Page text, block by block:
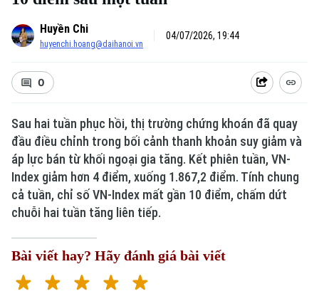
Huyền Chi
huyenchi.hoang@daihanoi.vn
04/07/2026, 19:44
0
Sau hai tuần phục hồi, thị trường chứng khoán đã quay
đầu điều chỉnh trong bối cảnh thanh khoản suy giảm và
áp lực bán từ khối ngoại gia tăng. Kết phiên tuần, VN-
Index giảm hơn 4 điểm, xuống 1.867,2 điểm. Tính chung
cả tuần, chỉ số VN-Index mất gần 10 điểm, chấm dứt
chuỗi hai tuần tăng liên tiếp.
Bài viết hay? Hãy đánh giá bài viết